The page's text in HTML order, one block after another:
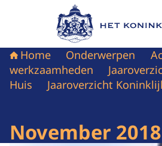
Naar de homepage
Home Onderwerpen
werkzaamheden
Huis
Jaaroverzicht
November 2018